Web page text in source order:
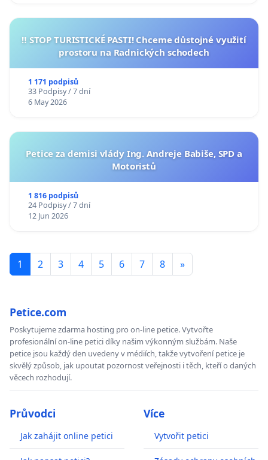
‼️ STOP TURISTICKÉ PASTI! Chceme důstojné využití
prostoru na Radnických schodech
1 171 podpisů
33 Podpisy / 7 dní
6 May 2026
Petice za demisi vlády Ing. Andreje Babiše, SPD a
Motoristů
1 816 podpisů
24 Podpisy / 7 dní
12 Jun 2026
1 2 3 4 5 6 7 8 »
Petice.com
Poskytujeme zdarma hosting pro on-line petice. Vytvořte
profesionální on-line petici díky našim výkonným službám. Naše
petice jsou každý den uvedeny v médiích, takže vytvoření petice je
skvělý způsob, jak upoutat pozornost veřejnosti i těch, kteří o daných
věcech rozhodují.
Průvodci
Jak zahájit online petici
Více
Vytvořit petici